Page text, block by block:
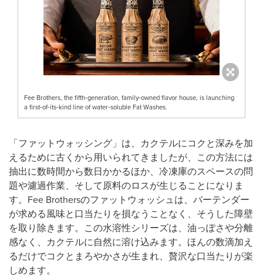
Fee Brothers, the fifth‑generation, family‑owned flavor house, is launching
a first‑of‑its‑kind line of water‑soluble Fat Washes.
「ファットウォッシング」は、カクテルにコクと深みを加
えるために古くから用いられてきましたが、この方法には
抽出に数時間から数日かかるほか、冷凍庫のスペースの問
題や濾過作業、そして原料のロスが生じることになりま
す。Fee Brothersのファットウォッシュは、バーテンダー
が求める風味と口当たりを損なうことなく、そうした障壁
を取り除きます。この水溶性シリーズは、油っぽさや分離
感なく、カクテルに自然に溶け込みます。ほんの数滴加え
るだけでコクとまろやかさが生まれ、贅沢な口当たりが楽
しめます。